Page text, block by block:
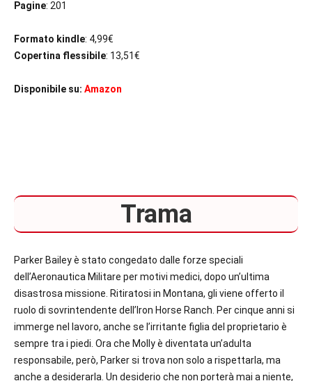
Pagine: 201
Formato kindle: 4,99€
Copertina flessibile: 13,51€
Disponibile su: Amazon
Trama
Parker Bailey è stato congedato dalle forze speciali
dell’Aeronautica Militare per motivi medici, dopo un’ultima
disastrosa missione. Ritiratosi in Montana, gli viene offerto il
ruolo di sovrintendente dell’Iron Horse Ranch. Per cinque anni si
immerge nel lavoro, anche se l’irritante figlia del proprietario è
sempre tra i piedi. Ora che Molly è diventata un’adulta
responsabile, però, Parker si trova non solo a rispettarla, ma
anche a desiderarla. Un desiderio che non porterà mai a niente,